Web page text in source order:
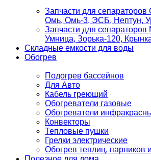
Запчасти для
Омь, Омь-3, ЭСБ, Нептун,
Запчасти для
Умница, Зорька-120,
Складные емкости для воды
Обогрев
Подогрев бассейнов
Для Авто
Кабель греющий
Обогреватели газовые
Обогреватели
Конвекторы
Тепловые пушки
Грелки электрические
Обогрев теплиц, парников